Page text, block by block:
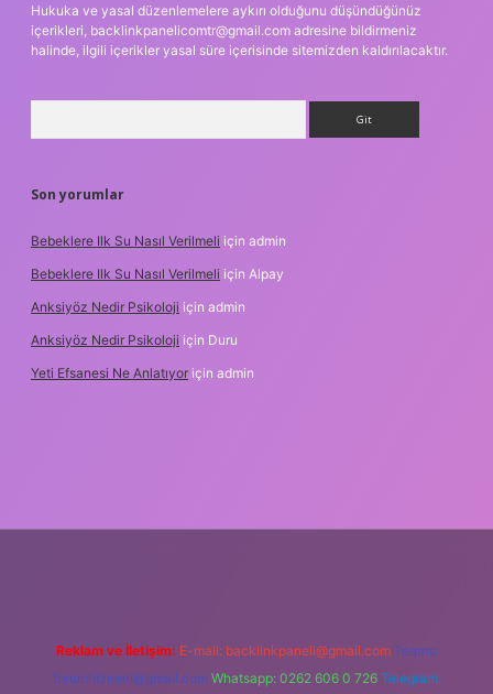
Hukuka ve yasal düzenlemelere aykırı olduğunu düşündüğünüz
içerikleri, backlinkpanelicomtr@gmail.com adresine bildirmeniz
halinde, ilgili içerikler yasal süre içerisinde sitemizden kaldırılacaktır.
Son yorumlar
Bebeklere Ilk Su Nasıl Verilmeli için admin
Bebeklere Ilk Su Nasıl Verilmeli için Alpay
Anksiyöz Nedir Psikoloji için admin
Anksiyöz Nedir Psikoloji için Duru
Yeti Efsanesi Ne Anlatıyor için admin
Reklam ve İletişim: E-mail: backlinkpaneli@gmail.com Teams:
forumhizmeti@gmail.com Whatsapp: 0262 606 0 726 Telegram: